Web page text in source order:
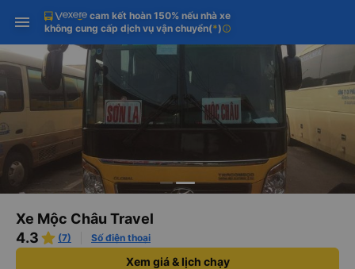
Tải app Vexere ngay!
Nhận ưu đãi thành viên độc
quyền
Tải app Vexere
-30k/ghế khi đặt vé máy bay qua
app
cam kết hoàn 150% nếu nhà xe
không cung cấp dịch vụ vận chuyển(*)info
Xe Mộc Châu Travel
4.3
(7) Số điện thoại
Xem giá & lịch chạy